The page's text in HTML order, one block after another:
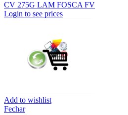
CV 275G LAM FOSCA FV
Login to see prices
Add to wishlist
Fechar